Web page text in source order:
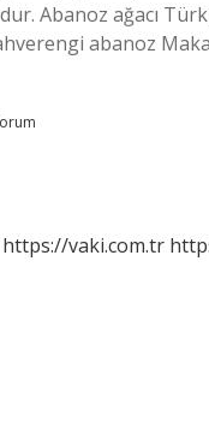
Abanoz ağacı
abanoz
https://vaki.com.tr